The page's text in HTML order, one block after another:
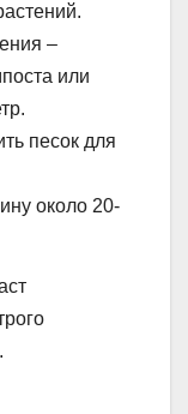
–
или
песок для
около 20-